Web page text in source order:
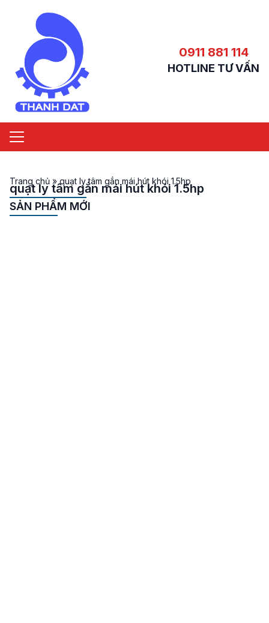
0911 881 114
HOTLINE TƯ VẤN
Trang chủ »quạt ly tâm gắn mái hút khói 1.5hp
quạt ly tâm gắn mái hút khói 1.5hp
SẢN PHẨM MỚI